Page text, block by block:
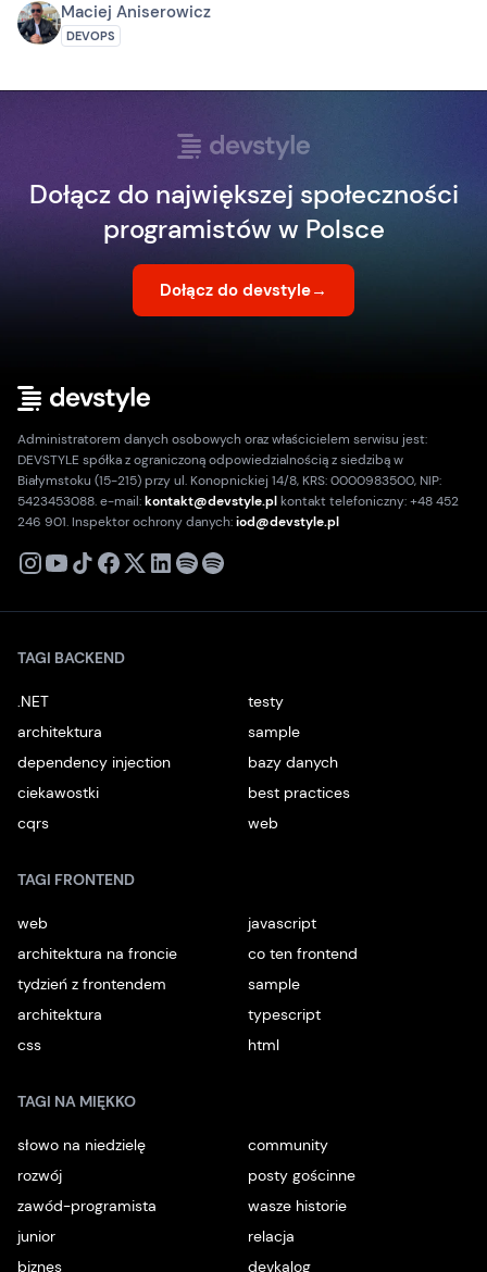
Maciej Aniserowicz
DEVOPS
Dołącz do największej społeczności
programistów w Polsce
Dołącz do devstyle→
Administratorem danych osobowych oraz właścicielem serwisu jest:
DEVSTYLE spółka z ograniczoną odpowiedzialnością z siedzibą w
Białymstoku (15-215) przy ul. Konopnickiej 14/8, KRS: 0000983500, NIP:
5423453088. e-mail:kontakt@devstyle.plkontakt telefoniczny: +48 452
246 901. Inspektor ochrony danych:iod@devstyle.pl
X
TAGI BACKEND
.NET
testy
architektura
sample
dependency injection
bazy danych
ciekawostki
best practices
cqrs
web
TAGI FRONTEND
web
javascript
architektura na froncie
co ten frontend
tydzień z frontendem
sample
architektura
typescript
css
html
TAGI NA MIĘKKO
słowo na niedzielę
community
rozwój
posty gościnne
zawód-programista
wasze historie
junior
relacja
biznes
devkalog